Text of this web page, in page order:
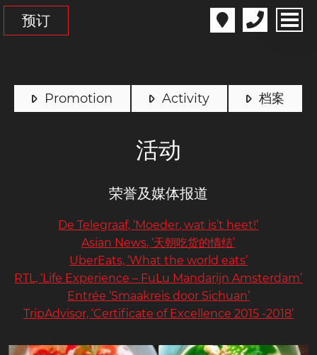
预订
Promotion Activity 档案
活动
荣誉及媒体报道
De Telegraaf, ‘Moeder, wat is’t heet!’
Asian News, ‘天朝吃货的情结’
UberEats, ‘What the world eats’
RTL, ‘Life Experience – FuLu Mandarijn Amsterdam’
Entrée ‘Smaakreis door Sichuan’
TripAdvisor, ‘Certificate of Excellence 2015 -2018’